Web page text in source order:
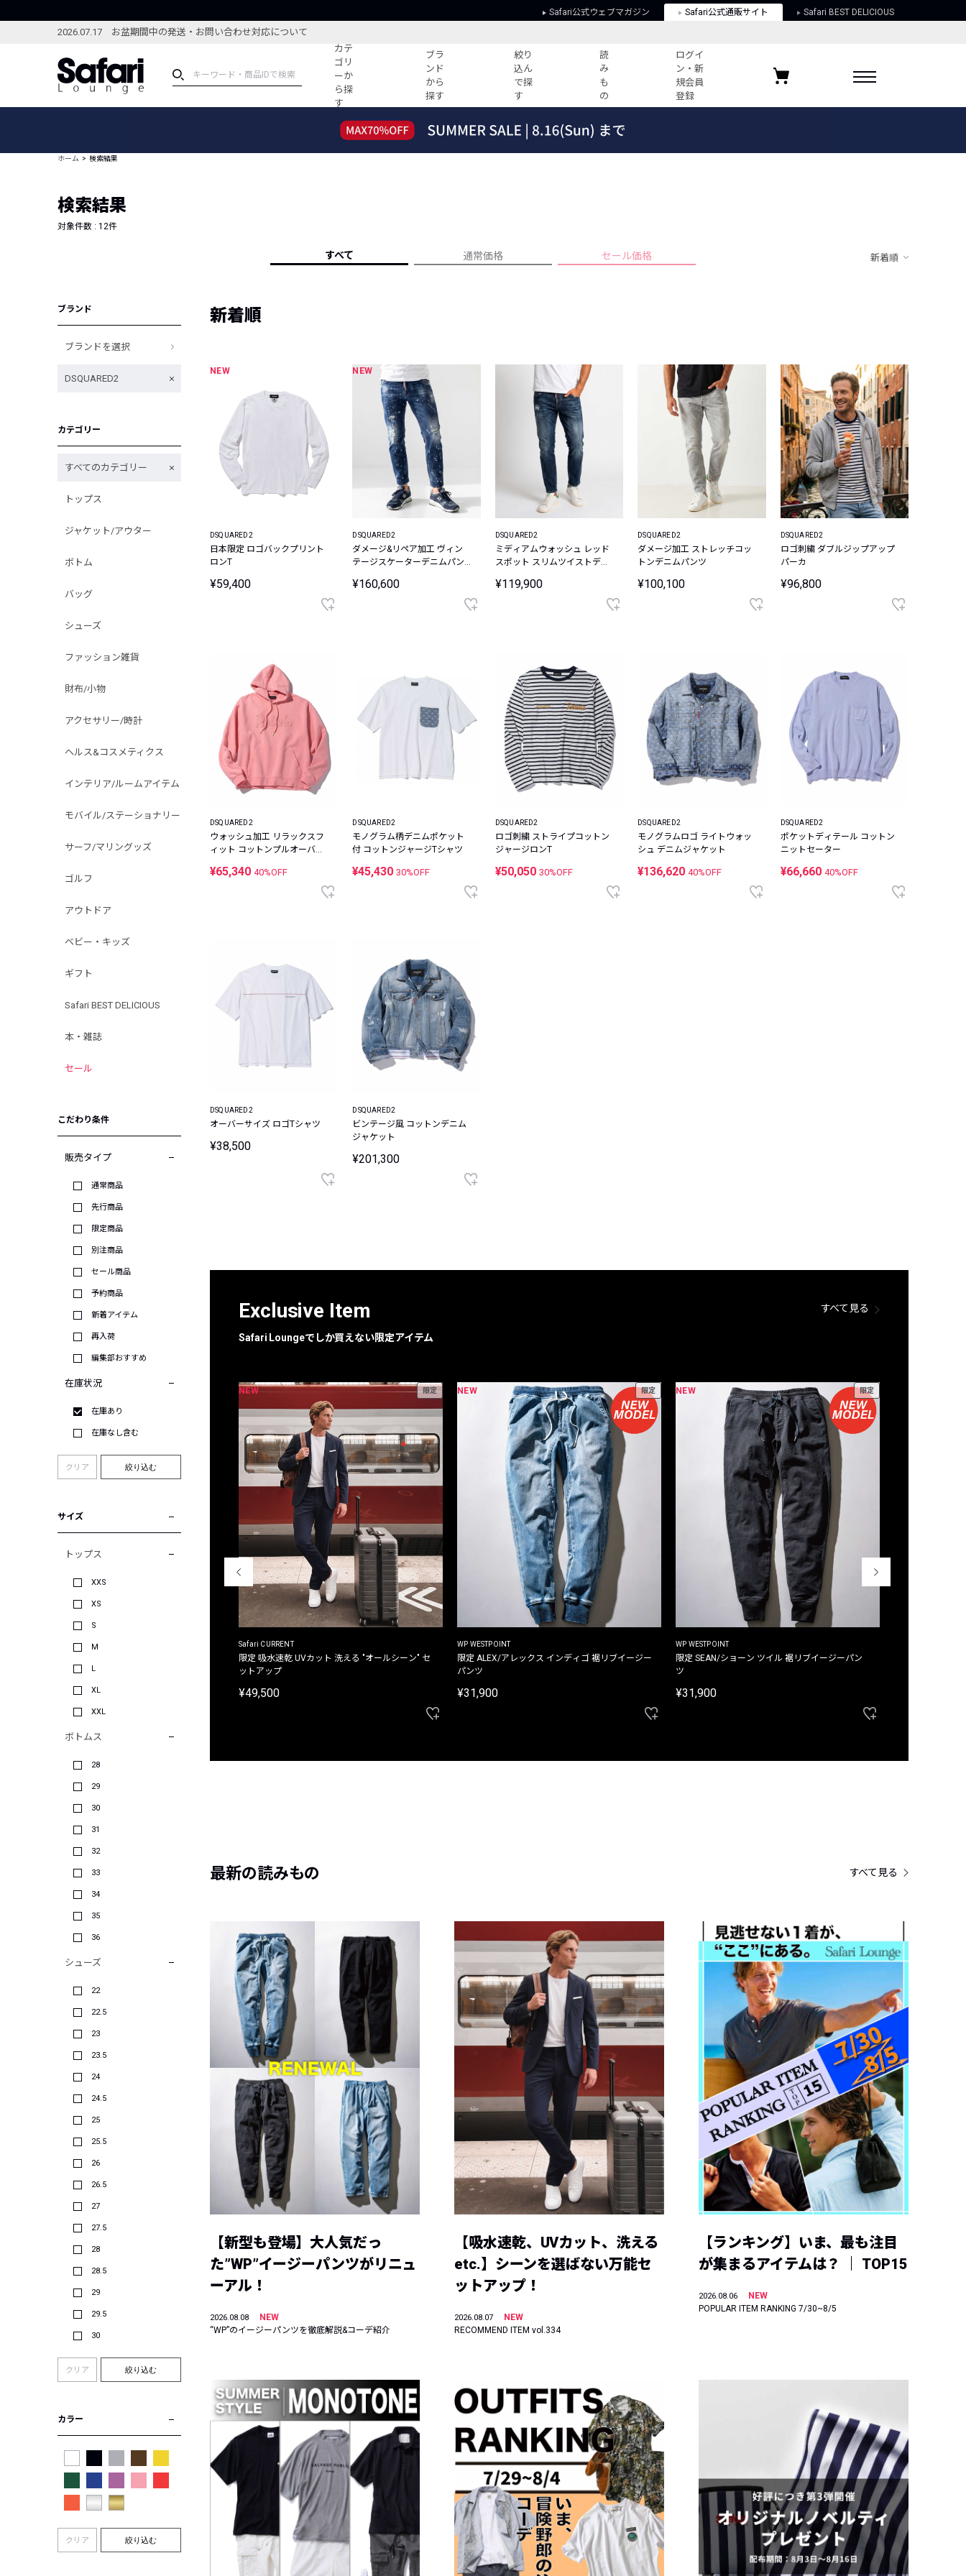
Safari公式ウェブマガジン Safari公式通販サイト Safari BEST DELICIOUS
2026.07.17 お盆期間中の発送・お問い合わせ対応について
カテ
ゴリ
ーか
ら探
す
ブラ
ンド
から
探す
絞り
込ん
で探
す
読
み
も
の
ログイ
ン・新
規会員
登録
ブランドから探す
新着アイテム
編集部のおすすめアイテム
すべての記事
人気記事ランキング
フォーカスブランド
セールおすすめアイテム
人気アイテム TOP 15
プライバシーポリシー
お気に入りブランド
ホーム 検索結果
検索結果
対象件数 : 12件
すべて 通常価格 セール価格 新着順
ブランド
ブランドを選択
DSQUARED2
カテゴリー
すべてのカテゴリー
トップス
ジャケット/アウター
ボトム
バッグ
シューズ
ファッション雑貨
財布/小物
アクセサリー/時計
ヘルス&コスメティクス
インテリア/ルームアイテム
モバイル/ステーショナリー
サーフ/マリングッズ
ゴルフ
アウトドア
ベビー・キッズ
ギフト
Safari BEST DELICIOUS
本・雑誌
セール
こだわり条件
販売タイプ
通常商品
先行商品
限定商品
別注商品
セール商品
予約商品
新着アイテム
再入荷
編集部おすすめ
在庫状況
在庫あり
在庫なし含む
クリア 絞り込む
サイズ
トップス
XXS
XS
S
M
L
XL
XXL
ボトムス
28
29
30
31
32
33
34
35
36
シューズ
22
22.5
23
23.5
24
24.5
25
25.5
26
26.5
27
27.5
28
28.5
29
29.5
30
クリア 絞り込む
カラー
クリア 絞り込む
新着順
NEW
DSQUARED2
日本限定 ロゴバックプリント
ロンT
¥59,400
NEW
DSQUARED2
ダメージ&リペア加工 ヴィン
テージスケーターデニムパン
¥160,600
DSQUARED2
ミディアムウォッシュ レッド
スポット スリムツイストデニ
¥119,900
DSQUARED2
ダメージ加工 ストレッチコッ
トンデニムパンツ
¥100,100
DSQUARED2
ロゴ刺繍 ダブルジップアップ
パーカ
¥96,800
DSQUARED2
ウォッシュ加工 リラックスフ
ィット コットンプルオーバー
¥65,340 40%OFF
DSQUARED2
モノグラム柄デニムポケット
付 コットンジャージTシャツ
¥45,43030%OFF
DSQUARED2
ロゴ刺繍 ストライプコットン
ジャージロンT
¥50,050 30%OFF
DSQUARED2
モノグラムロゴ ライトウォッ
シュ デニムジャケット
¥136,62040%OFF
DSQUARED2
ポケットディテール コットン
ニットセーター
¥66,660 40%OFF
DSQUARED2
オーバーサイズ ロゴTシャツ
¥38,500
DSQUARED2
ビンテージ風 コットンデニム
ジャケット
¥201,300
Exclusive Item
Safari Loungeでしか買えない限定アイテム
すべて見る
NEW 限定
Safari CURRENT
限定 吸水速乾 UVカット 洗える "オールシーン" セ
ットアップ
¥49,500
NEW 限定
WP WESTPOINT
限定 ALEX/アレックス インディゴ 裾リブイージー
パンツ
¥31,900
NEW 限定
WP WESTPOINT
限定 SEAN/ショーン ツイル 裾リブイージーパン
ツ
¥31,900
最新の読みもの すべて見る
【新型も登場】大人気だっ
た”WP”イージーパンツがリニュ
ーアル！
2026.08.08
NEW
“WP”のイージーパンツを徹底解説&コーデ紹介
【吸水速乾、UVカット、洗える
etc.】シーンを選ばない万能セ
ットアップ！
2026.08.07
NEW
RECOMMEND ITEM vol.334
【ランキング】いま、最も注目
が集まるアイテムは？ ｜ TOP15
2026.08.06
NEW
POPULAR ITEM RANKING 7/30~8/5